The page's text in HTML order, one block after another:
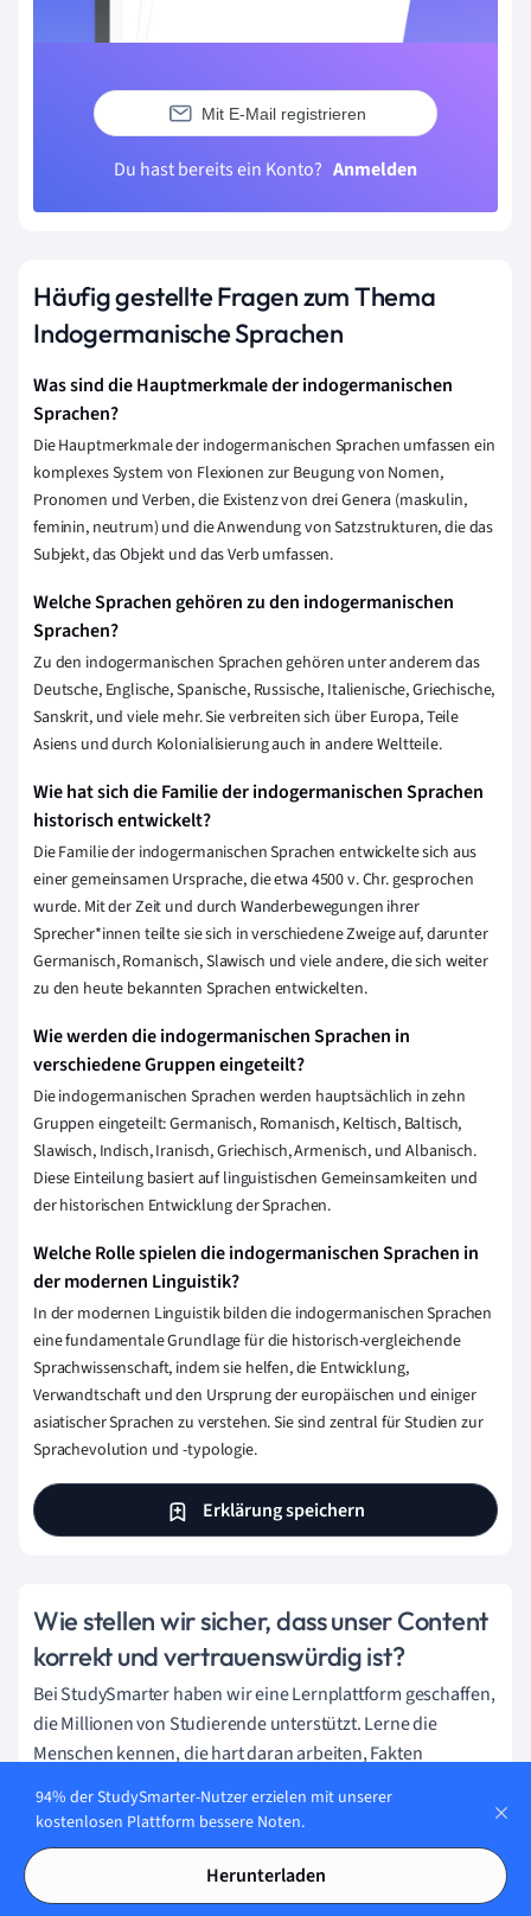
Mit E-Mail registrieren
Du hast bereits ein Konto? Anmelden
Häufig gestellte Fragen zum Thema
Indogermanische Sprachen
Was sind die Hauptmerkmale der indogermanischen
Sprachen?
Die Hauptmerkmale der indogermanischen Sprachen umfassen ein
komplexes System von Flexionen zur Beugung von Nomen,
Pronomen und Verben, die Existenz von drei Genera (maskulin,
feminin, neutrum) und die Anwendung von Satzstrukturen, die das
Subjekt, das Objekt und das Verb umfassen.
Welche Sprachen gehören zu den indogermanischen
Sprachen?
Zu den indogermanischen Sprachen gehören unter anderem das
Deutsche, Englische, Spanische, Russische, Italienische, Griechische,
Sanskrit, und viele mehr. Sie verbreiten sich über Europa, Teile
Asiens und durch Kolonialisierung auch in andere Weltteile.
Wie hat sich die Familie der indogermanischen Sprachen
historisch entwickelt?
Die Familie der indogermanischen Sprachen entwickelte sich aus
einer gemeinsamen Ursprache, die etwa 4500 v. Chr. gesprochen
wurde. Mit der Zeit und durch Wanderbewegungen ihrer
Sprecher*innen teilte sie sich in verschiedene Zweige auf, darunter
Germanisch, Romanisch, Slawisch und viele andere, die sich weiter
zu den heute bekannten Sprachen entwickelten.
Wie werden die indogermanischen Sprachen in
verschiedene Gruppen eingeteilt?
Die indogermanischen Sprachen werden hauptsächlich in zehn
Gruppen eingeteilt: Germanisch, Romanisch, Keltisch, Baltisch,
Slawisch, Indisch, Iranisch, Griechisch, Armenisch, und Albanisch.
Diese Einteilung basiert auf linguistischen Gemeinsamkeiten und
der historischen Entwicklung der Sprachen.
Welche Rolle spielen die indogermanischen Sprachen in
der modernen Linguistik?
In der modernen Linguistik bilden die indogermanischen Sprachen
eine fundamentale Grundlage für die historisch-vergleichende
Sprachwissenschaft, indem sie helfen, die Entwicklung,
Verwandtschaft und den Ursprung der europäischen und einiger
asiatischer Sprachen zu verstehen. Sie sind zentral für Studien zur
Sprachevolution und -typologie.
Erklärung speichern
Wie stellen wir sicher, dass unser Content
korrekt und vertrauenswürdig ist?
Bei StudySmarter haben wir eine Lernplattform geschaffen,
die Millionen von Studierende unterstützt. Lerne die
Menschen kennen, die hart daran arbeiten, Fakten
überprüft wird.
Content-Erstellungsprozess:
94% der StudySmarter-Nutzer erzielen mit unserer
kostenlosen Plattform bessere Noten.
Herunterladen